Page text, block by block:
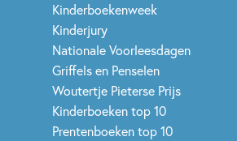
Kinderboekenweek
Kinderjury
Nationale Voorleesdagen
Griffels en Penselen
Woutertje Pieterse Prijs
Kinderboeken top 10
Prentenboeken top 10